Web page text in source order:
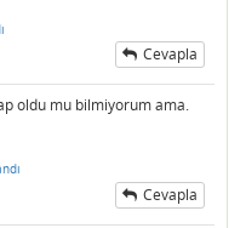
Cevapla
oldu mu bilmiyorum ama.
Cevapla